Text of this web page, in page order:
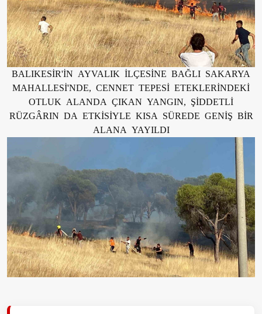
BALIKESİR'İN AYVALIK İLÇESİNE BAĞLI SAKARYA
MAHALLESİ'NDE, CENNET TEPESİ ETEKLERİNDEKİ
OTLUK ALANDA ÇIKAN YANGIN, ŞİDDETLİ
RÜZGÂRIN DA ETKİSİYLE KISA SÜREDE GENİŞ BİR
ALANA YAYILDI